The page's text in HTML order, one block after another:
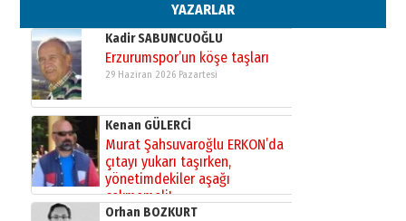
YAZARLAR
02 Ağustos 2026 Pazar
Kadir SABUNCUOĞLU
Erzurumspor’un köşe taşları
29 Haziran 2026 Pazartesi
Kenan GÜLERCİ
Murat Şahsuvaroğlu ERKON’da
çıtayı yukarı taşırken,
yönetimdekiler aşağı
çekmemeli!
17 Şubat 2026 SalıOrhan BOZKURT